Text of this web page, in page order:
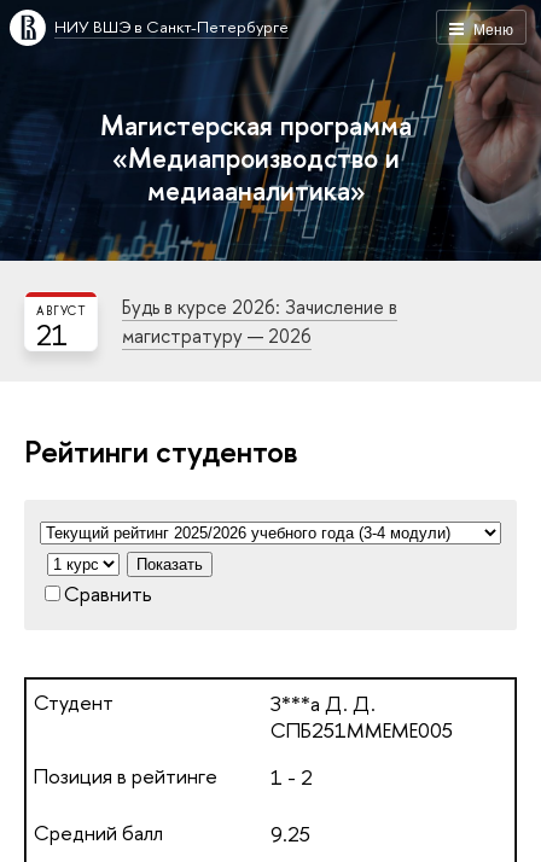
Меню
НИУ ВШЭ в Санкт-Петербурге
Магистерская программа
«Медиапроизводство и
медиааналитика»
21
АВГУСТ
Будь в курсе 2026: Зачисление в
магистратуру — 2026
Рейтинги студентов
Показать
Сравнить
З***а Д. Д.
СПБ251ММЕМЕ005
1 - 2
9.25